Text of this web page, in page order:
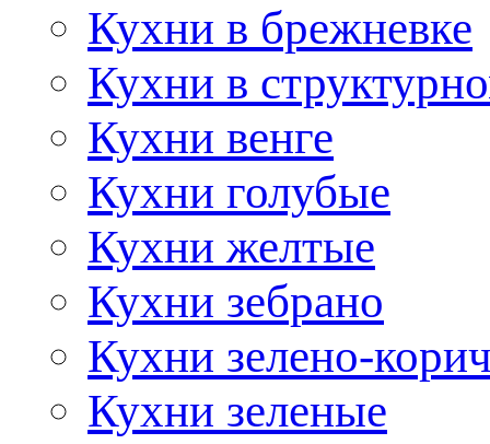
Кухни в брежневке
Кухни в
Кухни венге
Кухни голубые
Кухни желтые
Кухни зебрано
Кухни зелено-
Кухни зеленые